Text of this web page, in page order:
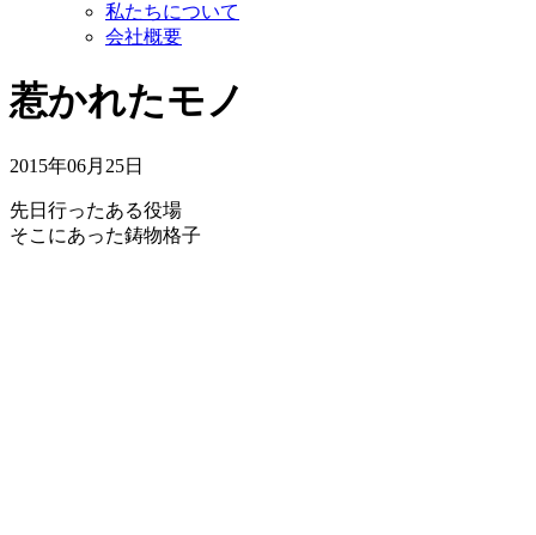
私たちについて
会社概要
惹かれたモノ
2015年06月25日
先日行ったある役場
そこにあった鋳物格子